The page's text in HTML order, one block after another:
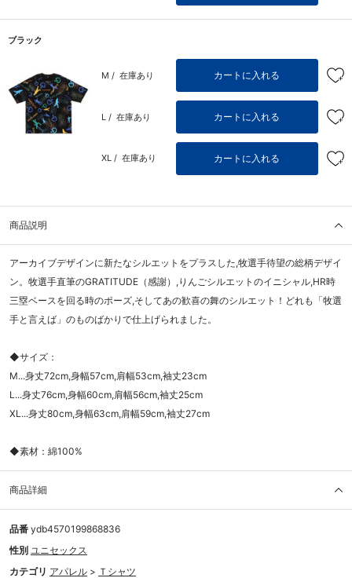
ブラック
M / 在庫あり カートに入れる
L / 在庫あり カートに入れる
XL / 在庫あり カートに入れる
商品説明
アーカイブデザインに新たなシルエットをプラスした,牧選手待望の総柄デザイ
ン。牧選手直筆のGRATITUDE（感謝）,りんごシルエットのイニシャル,HR時
三塁ベースを回る時のポーズ,そしてあの歓喜の舞のシルエット！どれも「牧選
手と言えば」のものばかりで仕上げられました。
◆サイズ：
M...身丈72cm,身幅57cm,肩幅53cm,袖丈23cm
L...身丈76cm,身幅60cm,肩幅56cm,袖丈25cm
XL...身丈80cm,身幅63cm,肩幅59cm,袖丈27cm
◆素材：綿100%
商品詳細
品番 ydb4570199868836
性別 ユニセックス
カテゴリ アパレル > Ｔシャツ